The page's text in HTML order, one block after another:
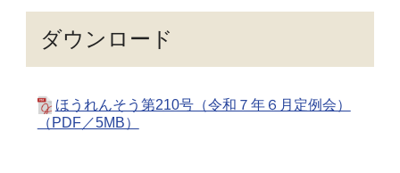
ダウンロード
ほうれんそう第210号（令和７年６月定例会）
（PDF／5MB）